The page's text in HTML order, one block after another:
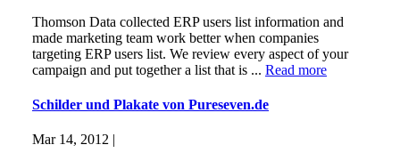
Thomson Data collected ERP users list information and
made marketing team work better when companies
targeting ERP users list. We review every aspect of your
campaign and put together a list that is ... Read more
Schilder und Plakate von Pureseven.de
Mar 14, 2012 |